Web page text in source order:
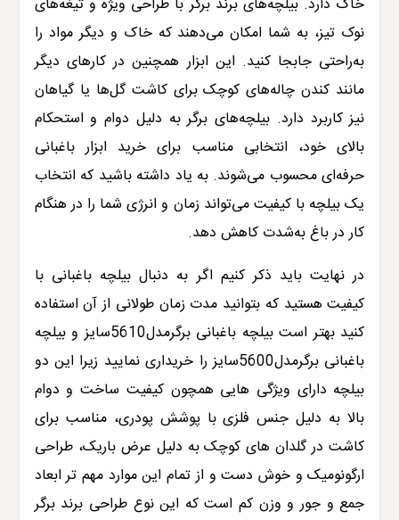
خاک دارد. بیلچه‌های برند برگر با طراحی ویژه و تیغه‌های
نوک تیز، به شما امکان می‌دهند که خاک و دیگر مواد را
به‌راحتی جابجا کنید. این ابزار همچنین در کارهای دیگر
مانند کندن چاله‌های کوچک برای کاشت گل‌ها یا گیاهان
نیز کاربرد دارد. بیلچه‌های برگر به دلیل دوام و استحکام
بالای خود، انتخابی مناسب برای خرید ابزار باغبانی
حرفه‌ای محسوب می‌شوند. به یاد داشته باشید که انتخاب
یک بیلچه با کیفیت می‌تواند زمان و انرژی شما را در هنگام
کار در باغ به‌شدت کاهش دهد.
در نهایت باید ذکر کنیم اگر به دنبال بیلچه باغبانی با
کیفیت هستید که بتوانید مدت زمان طولانی از آن استفاده
کنید بهتر استبیلچه باغبانی برگرمدل5610سایز وبیلچه
باغبانی برگرمدل5600سایز
را خریداری نمایید زیرا این دو
بیلچه دارای ویژگی هایی همچون کیفیت ساخت و دوام
بالا به دلیل جنس فلزی با پوشش پودری، مناسب برای
کاشت در گلدان های کوچک به دلیل عرض باریک، طراحی
ارگونومیک و خوش دست و از تمام این موارد مهم تر ابعاد
جمع و جور و وزن کم است که این نوع طراحی برند برگر